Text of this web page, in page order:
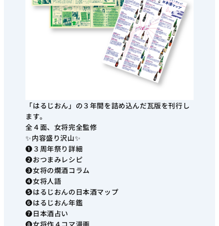
「はるじおん」の３年間を詰め込んだ瓦版を刊行し
ます。
全４面、女将完全監修
✨内容盛り沢山✨
❶３周年祭り詳細
❷おつまみレシピ
➌女将の燗酒コラム
❹女将人語
❺はるじおんの日本酒マップ
❻はるじおん年鑑
❼日本酒占い